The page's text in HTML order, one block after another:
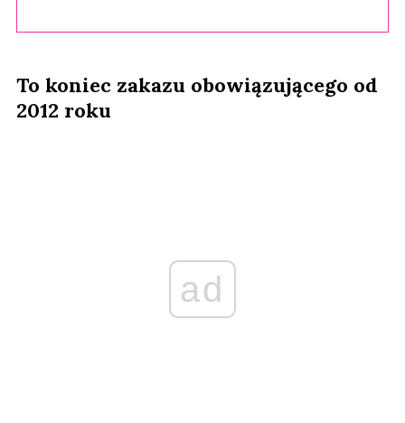
To koniec zakazu obowiązującego od
2012 roku
ad